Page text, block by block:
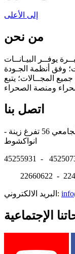
إلى الأعلى
من نحن
يوفــر البيـانــات
وفق أنظمة الجـودة
المجــالات؛ يتبع
اتصل بنا
المقر: شارع نيلسون مانيدلا - الحي الجامعي 56 تفرغ زينة -
22660622 -
البريد الالكتروني:
الإجتماعية